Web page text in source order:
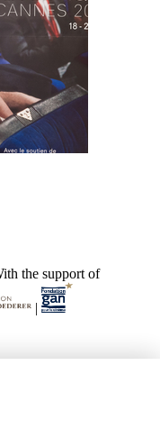
the support of
|